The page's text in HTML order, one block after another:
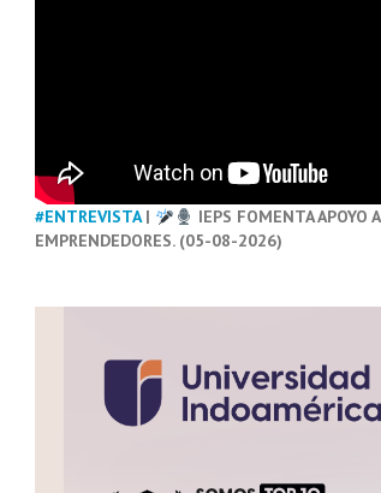
#ENTREVISTA|
IEPS FOMENTA APOYO A
EMPRENDEDORES. (05-08-2026)